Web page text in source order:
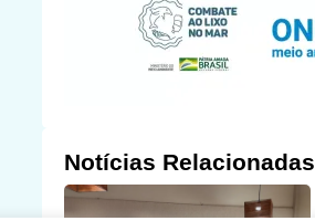
Notícias Relacionadas